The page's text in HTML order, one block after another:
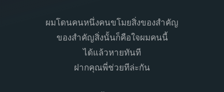
ผมโดนคนหนึ่งคนขโมยสิ่งของสำคัญ
ของสำคัญสิ่งนั้นก็คือใจผมคนนี้
ได้แล้วหายทันที
ฝากคุณพี่ช่วยทีล่ะกัน